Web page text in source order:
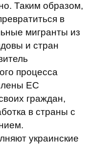
Таким образом,
в
мигранты из
и стран
процесса
ЕС
граждан,
в страны с
украинские